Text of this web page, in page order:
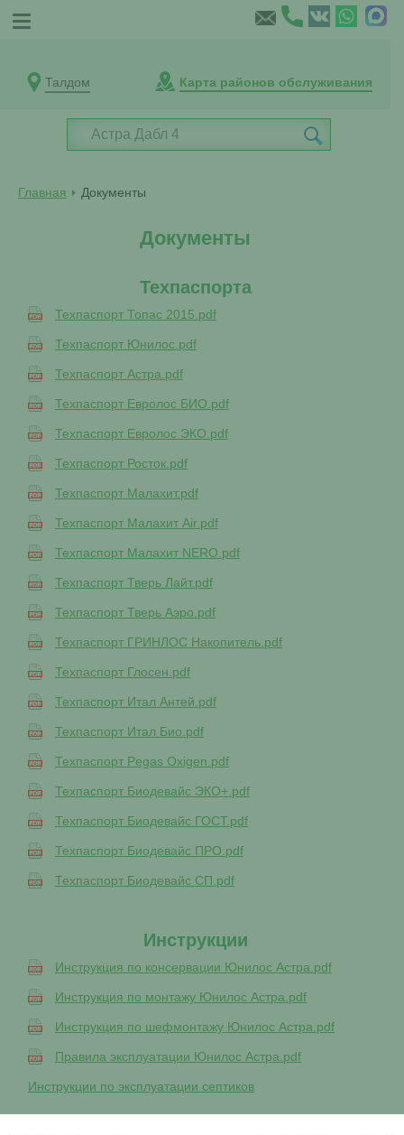
Талдом Карта районов обслуживания
Главная Документы
Документы
Техпаспорта
Техпаспорт Топас 2015.pdf
Техпаспорт Юнилос.pdf
Техпаспорт Астра.pdf
Техпаспорт Евролос БИО.pdf
Техпаспорт Евролос ЭКО.pdf
Техпаспорт Росток.pdf
Техпаспорт Малахит.pdf
Техпаспорт Малахит Air.pdf
Техпаспорт Малахит NERO.pdf
Техпаспорт Тверь Лайт.pdf
Техпаспорт Тверь Аэро.pdf
Техпаспорт ГРИНЛОС Накопитель.pdf
Техпаспорт Глосен.pdf
Техпаспорт Итал Антей.pdf
Техпаспорт Итал Био.pdf
Техпаспорт Pegas Oxigen.pdf
Техпаспорт Биодевайс ЭКО+.pdf
Техпаспорт Биодевайс ГОСТ.pdf
Техпаспорт Биодевайс ПРО.pdf
Техпаспорт Биодевайс СП.pdf
Инструкции
Инструкция по консервации Юнилос Астра.pdf
Инструкция по монтажу Юнилос Астра.pdf
Инструкция по шефмонтажу Юнилос Астра.pdf
Правила эксплуатации Юнилос Астра.pdf
Инструкции по эксплуатации септиков